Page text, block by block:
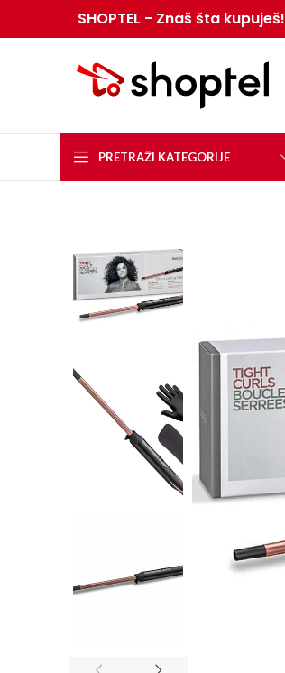
SHOPTEL - Znaš šta kupuješ!
PRETRAŽI KATEGORIJE